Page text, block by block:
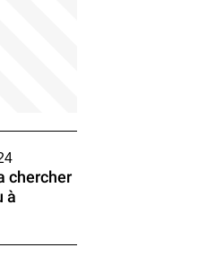
chercher
à